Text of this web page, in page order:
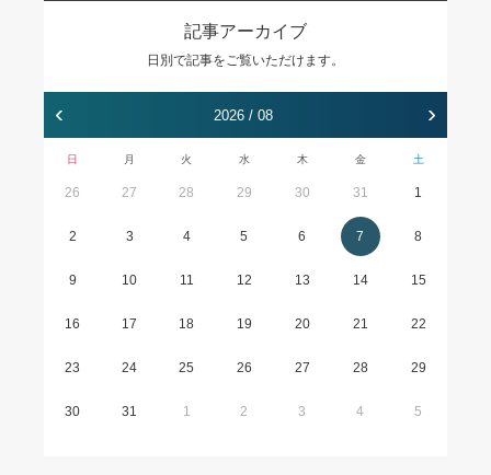
記事アーカイブ
日別で記事をご覧いただけます。
‹ 2026 / 08 ›
日 月 火 水 木 金 土
26 27 28 29 30 31 1
2 3 4 5 6 7 8
9 10 11 12 13 14 15
16 17 18 19 20 21 22
23 24 25 26 27 28 29
30 31 1 2 3 4 5